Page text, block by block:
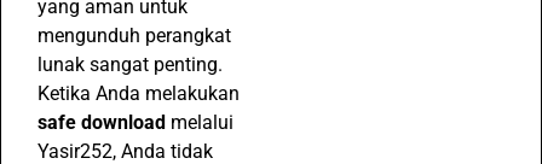
yang aman untuk
mengunduh perangkat
lunak sangat penting.
Ketika Anda melakukan
safe download melalui
Yasir252, Anda tidak